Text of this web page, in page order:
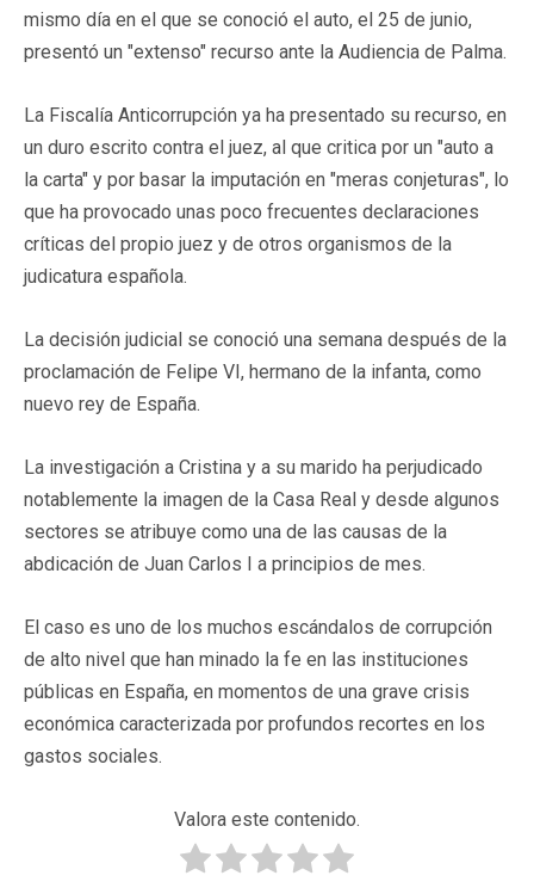
mismo día en el que se conoció el auto, el 25 de junio,
presentó un "extenso" recurso ante la Audiencia de Palma.
La Fiscalía Anticorrupción ya ha presentado su recurso, en
un duro escrito contra el juez, al que critica por un "auto a
la carta" y por basar la imputación en "meras conjeturas", lo
que ha provocado unas poco frecuentes declaraciones
críticas del propio juez y de otros organismos de la
judicatura española.
La decisión judicial se conoció una semana después de la
proclamación de Felipe VI, hermano de la infanta, como
nuevo rey de España.
La investigación a Cristina y a su marido ha perjudicado
notablemente la imagen de la Casa Real y desde algunos
sectores se atribuye como una de las causas de la
abdicación de Juan Carlos I a principios de mes.
El caso es uno de los muchos escándalos de corrupción
de alto nivel que han minado la fe en las instituciones
públicas en España, en momentos de una grave crisis
económica caracterizada por profundos recortes en los
gastos sociales.
Valora este contenido.